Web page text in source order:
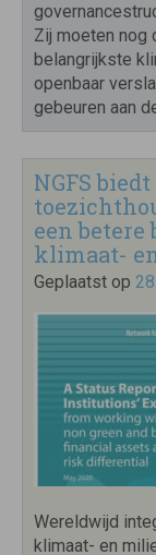
Zij moeten nog
belangrijkste
openbaar
gebeuren aan
NGFS
een betere
klimaat-
Geplaatst op
Wereldwijd
klimaat- en